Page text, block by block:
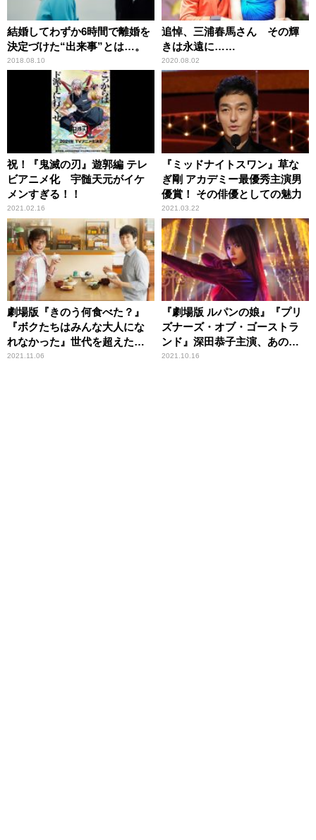
結婚してわずか6時間で離婚を
決定づけた“出来事”とは…。
2018.08.10
追悼、三浦春馬さん その輝
きは永遠に……
2020.08.02
祝！『鬼滅の刃』遊郭編 テレ
ビアニメ化 宇髄天元がイケ
メンすぎる！！
2021.02.16
『ミッドナイトスワン』草な
ぎ剛 アカデミー最優秀主演男
優賞！ その俳優としての魅力
2021.03.22
劇場版『きのう何食べた？』
『ボクたちはみんな大人にな
れなかった』世代を超えた共
感ムービー2選
2021.11.06
『劇場版 ルパンの娘』『プリ
ズナーズ・オブ・ゴーストラ
ンド』深田恭子主演、あの熱
狂がスクリーンに＆園子温監
2021.10.16